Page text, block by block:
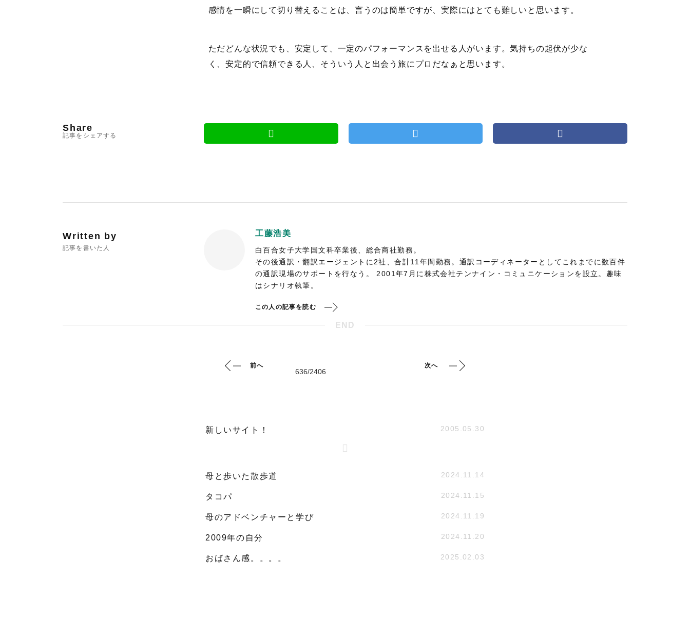
感情を一瞬にして切り替えることは、言うのは簡単ですが、実際にはとても難しいと思います。
ただどんな状況でも、安定して、一定のパフォーマンスを出せる人がいます。気持ちの起伏が少な
く、安定的で信頼できる人、そういう人と出会う旅にプロだなぁと思います。
Share
記事をシェアする
Written by
記事を書いた人
工藤浩美
白百合女子大学国文科卒業後、総合商社勤務。
その後通訳・翻訳エージェントに2社、合計11年間勤務。通訳コーディネーターとしてこれまでに数百件
の通訳現場のサポートを行なう。 2001年7月に株式会社テンナイン・コミュニケーションを設立。趣味
はシナリオ執筆。
この人の記事を読む
END
前へ 次へ
新しいサイト！ 2005.05.30
母と歩いた散歩道 2024.11.14
タコパ 2024.11.15
母のアドベンチャーと学び 2024.11.19
2009年の自分 2024.11.20
おばさん感。。。。 2025.02.03